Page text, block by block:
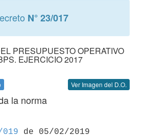
N° 23/017
PRESUPUESTO OPERATIVO
EJERCICIO 2017
Ver Imagen del D.O.
la norma
019 de 05/02/2019